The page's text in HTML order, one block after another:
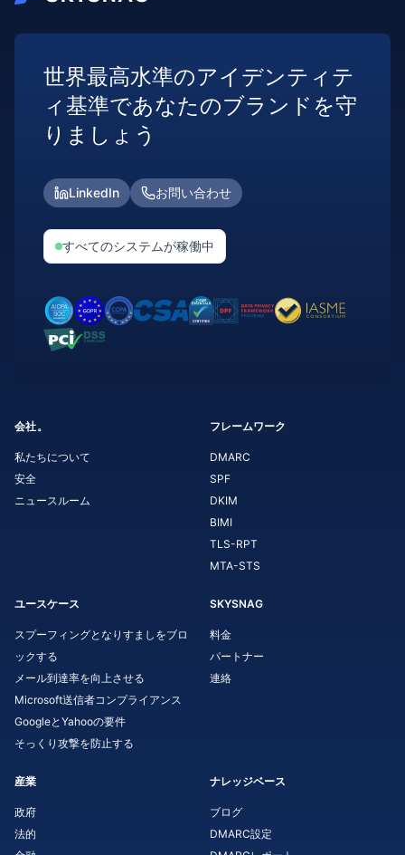
世界最高水準のアイデンティテ
ィ基準であなたのブランドを守
りましょう
LinkedIn お問い合わせ
すべてのシステムが稼働中
会社。
私たちについて
安全
ニュースルーム
フレームワーク
DMARC
SPF
DKIM
BIMI
TLS-RPT
MTA-STS
ユースケース
スプーフィングとなりすましをブロ
ックする
メール到達率を向上させる
Microsoft送信者コンプライアンス
GoogleとYahooの要件
そっくり攻撃を防止する
SKYSNAG
料金
パートナー
連絡
産業
政府
法的
ナレッジベース
ブログ
DMARC設定